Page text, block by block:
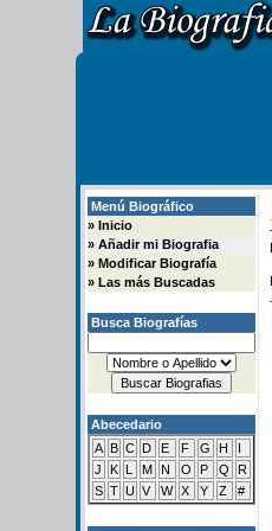
Menú Biográfico
» Inicio
» Añadir mi Biografia
» Modificar Biografía
» Las más Buscadas
Busca Biografías
Abecedario
A B C D E F G H
I
J
K L M N O P Q
R
S T U V W X Y Z #